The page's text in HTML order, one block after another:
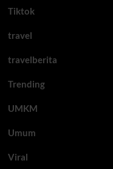
Tiktok
travel
travelberita
Trending
UMKM
Umum
Viral